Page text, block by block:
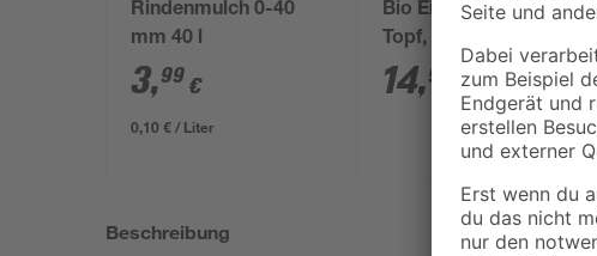
Rindenmulch 0-40
mm 40 l
3,99 €
0,10 € / Liter
Bio Eisenkraut, 9 cm
Topf, 3er-Set
14,99 €
Beschreibung